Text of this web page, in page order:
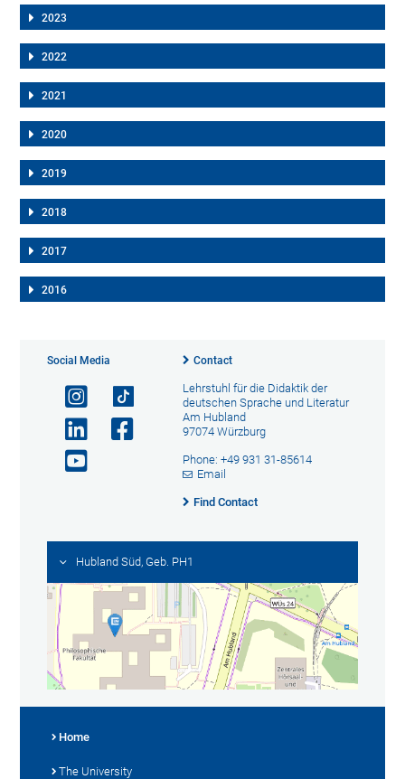
2023
2022
2021
2020
2019
2018
2017
2016
Social Media Contact
Lehrstuhl für die Didaktik der
deutschen Sprache und Literatur
Am Hubland
97074 Würzburg
Phone: +49 931 31-85614
Email
Find Contact
Hubland Süd, Geb. PH1
Home
The University